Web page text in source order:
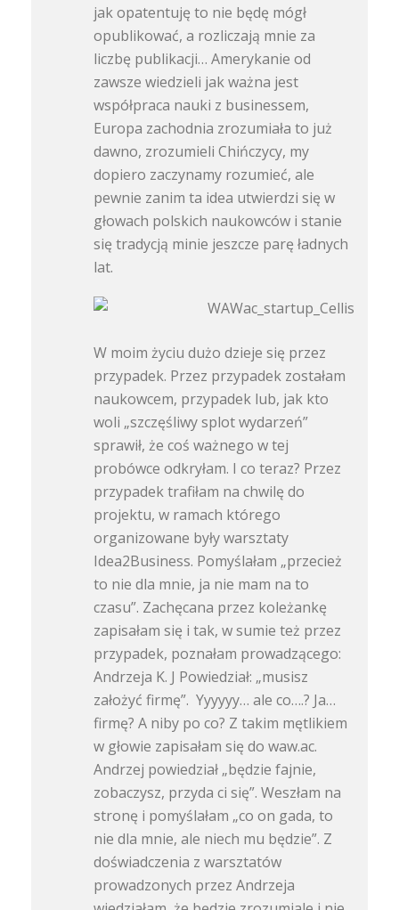
jak opatentuję to nie będę mógł
opublikować, a rozliczają mnie za
liczbę publikacji… Amerykanie od
zawsze wiedzieli jak ważna jest
współpraca nauki z businessem,
Europa zachodnia zrozumiała to już
dawno, zrozumieli Chińczycy, my
dopiero zaczynamy rozumieć, ale
pewnie zanim ta idea utwierdzi się w
głowach polskich naukowców i stanie
się tradycją minie jeszcze parę ładnych
lat.
W moim życiu dużo dzieje się przez
przypadek. Przez przypadek zostałam
naukowcem, przypadek lub, jak kto
woli „szczęśliwy splot wydarzeń”
sprawił, że coś ważnego w tej
probówce odkryłam. I co teraz? Przez
przypadek trafiłam na chwilę do
projektu, w ramach którego
organizowane były warsztaty
Idea2Business. Pomyślałam „przecież
to nie dla mnie, ja nie mam na to
czasu”. Zachęcana przez koleżankę
zapisałam się i tak, w sumie też przez
przypadek, poznałam prowadzącego:
Andrzeja K. J Powiedział: „musisz
założyć firmę”. Yyyyyy… ale co….? Ja…
firmę? A niby po co? Z takim mętlikiem
w głowie zapisałam się do waw.ac.
Andrzej powiedział „będzie fajnie,
zobaczysz, przyda ci się”. Weszłam na
stronę i pomyślałam „co on gada, to
nie dla mnie, ale niech mu będzie”. Z
doświadczenia z warsztatów
prowadzonych przez Andrzeja